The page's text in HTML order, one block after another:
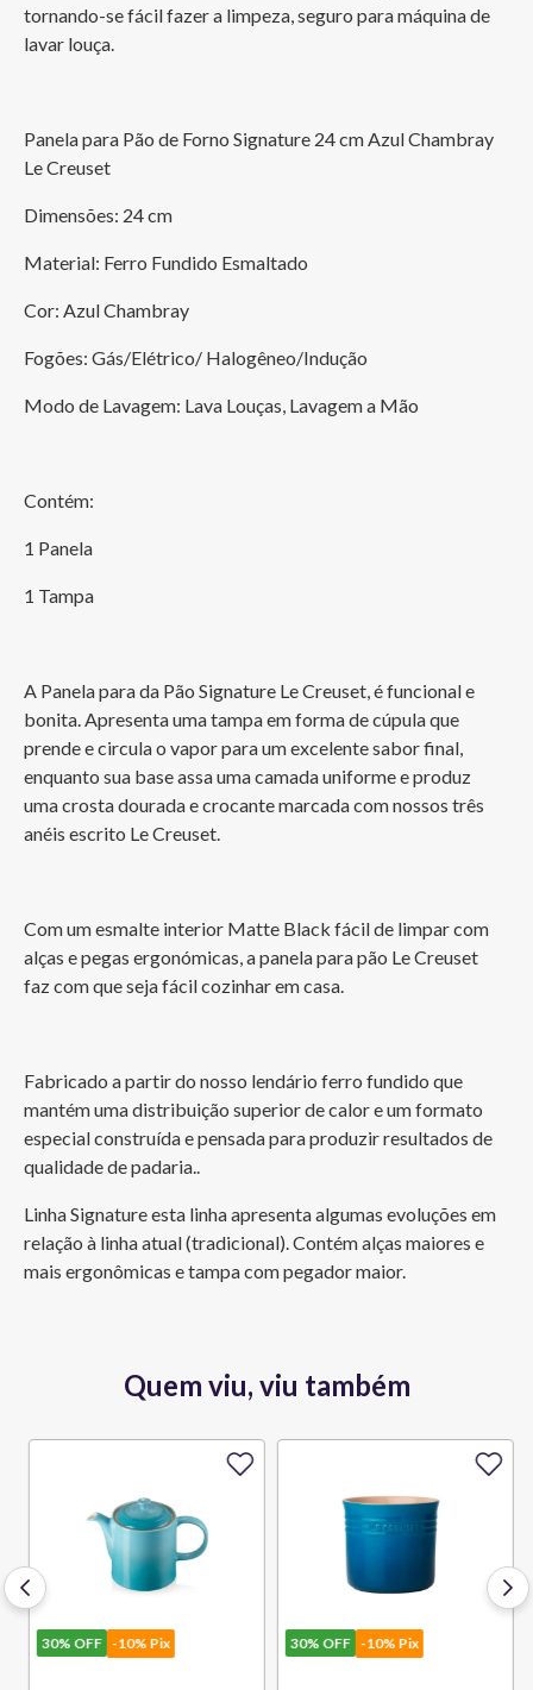
tornando-se fácil fazer a limpeza, seguro para máquina de
lavar louça.
Panela para Pão de Forno Signature 24 cm Azul Chambray
Le Creuset
Dimensões: 24 cm
Material: Ferro Fundido Esmaltado
Cor: Azul Chambray
Fogões: Gás/Elétrico/ Halogêneo/Indução
Modo de Lavagem: Lava Louças, Lavagem a Mão
Contém:
1 Panela
1 Tampa
A Panela para da Pão Signature Le Creuset, é funcional e
bonita. Apresenta uma tampa em forma de cúpula que
prende e circula o vapor para um excelente sabor final,
enquanto sua base assa uma camada uniforme e produz
uma crosta dourada e crocante marcada com nossos três
anéis escrito Le Creuset.
Com um esmalte interior Matte Black fácil de limpar com
alças e pegas ergonómicas, a panela para pão Le Creuset
faz com que seja fácil cozinhar em casa.
Fabricado a partir do nosso lendário ferro fundido que
mantém uma distribuição superior de calor e um formato
especial construída e pensada para produzir resultados de
qualidade de padaria..
Linha Signature esta linha apresenta algumas evoluções em
relação à linha atual (tradicional). Contém alças maiores e
mais ergonômicas e tampa com pegador maior.
Quem viu, viu também
30%OFF -10% Pix 30%OFF -10% Pix